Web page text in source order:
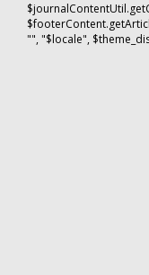
"", "$locale",